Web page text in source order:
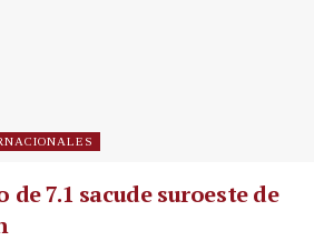
de 7.1 sacude suroeste de